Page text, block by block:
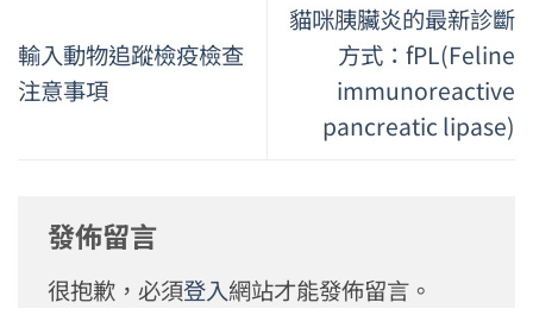
輸入動物追蹤檢疫檢查
注意事項
貓咪胰臟炎的最新診斷
方式：fPL(Feline
immunoreactive
pancreatic lipase)
發佈留言
很抱歉，必須登入網站才能發佈留言。